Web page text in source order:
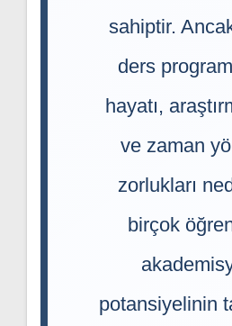
sahiptir.
ders
hayatı,
ve zaman
zorlukları
birçok
potansiyelinin